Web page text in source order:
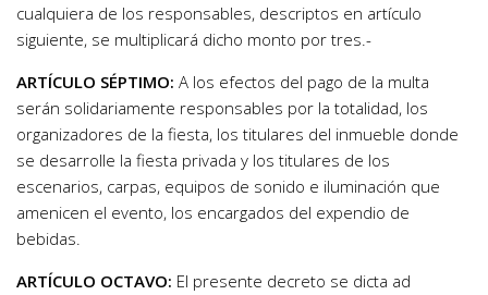
cualquiera de los responsables, descriptos en artículo
siguiente, se multiplicará dicho monto por tres.-
ARTÍCULO SÉPTIMO: A los efectos del pago de la multa
serán solidariamente responsables por la totalidad, los
organizadores de la fiesta, los titulares del inmueble donde
se desarrolle la fiesta privada y los titulares de los
escenarios, carpas, equipos de sonido e iluminación que
amenicen el evento, los encargados del expendio de
bebidas.
ARTÍCULO OCTAVO: El presente decreto se dicta ad